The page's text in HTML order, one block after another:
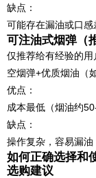
缺点：
可能存在漏油或口
可注油式烟弹
仅推荐给有经验的用
空烟弹+优质烟油（
优点：
成本最低（烟油约
缺点：
操作复杂，容易漏
如何正确选择和
选购建议